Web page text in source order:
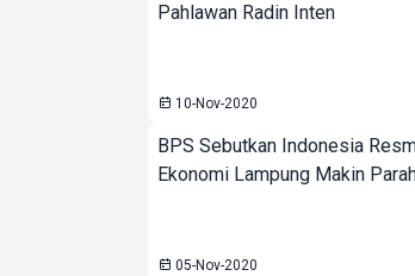
Pahlawan Radin Inten
10-Nov-2020
BPS Sebutkan Indonesia
Ekonomi Lampung Makin
05-Nov-2020